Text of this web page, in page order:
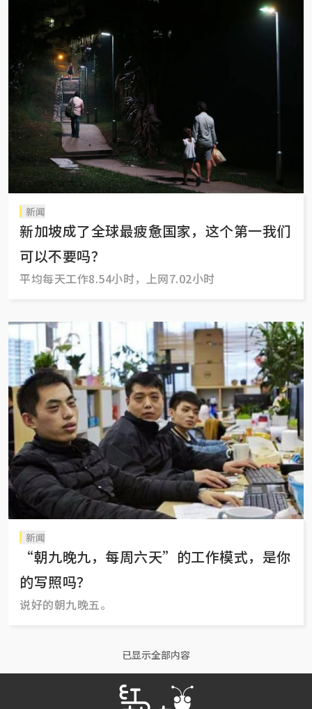
新闻
新加坡成了全球最疲惫国家，这个第一我们
可以不要吗？
平均每天工作8.54小时，上网7.02小时
新闻
“朝九晚九，每周六天”的工作模式，是你
的写照吗？
说好的朝九晚五。
已显示全部内容